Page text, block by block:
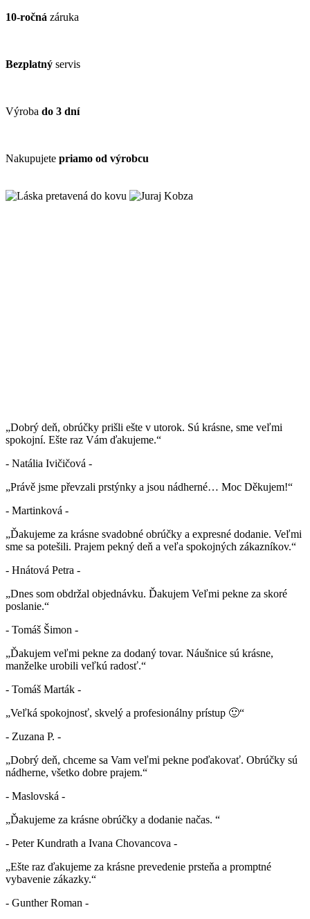
10-ročná záruka
Bezplatný servis
Výroba do 3 dní
Nakupujete priamo od výrobcu
„Dobrý deň, obrúčky prišli ešte v utorok. Sú krásne, sme veľmi
spokojní. Ešte raz Vám ďakujeme.“
- Natália Ivičičová -
„Právě jsme převzali prstýnky a jsou nádherné… Moc Děkujem!“
- Martinková -
„Ďakujeme za krásne svadobné obrúčky a expresné dodanie. Veľmi
sme sa potešili. Prajem pekný deň a veľa spokojných zákazníkov.“
- Hnátová Petra -
„Dnes som obdržal objednávku. Ďakujem Veľmi pekne za skoré
poslanie.“
- Tomáš Šimon -
„Ďakujem veľmi pekne za dodaný tovar. Náušnice sú krásne,
manželke urobili veľkú radosť.“
- Tomáš Marták -
„Veľká spokojnosť, skvelý a profesionálny prístup 🙂“
- Zuzana P. -
„Dobrý deň, chceme sa Vam veľmi pekne poďakovať. Obrúčky sú
nádherne, všetko dobre prajem.“
- Maslovská -
„Ďakujeme za krásne obrúčky a dodanie načas. “
- Peter Kundrath a Ivana Chovancova -
„Ešte raz ďakujeme za krásne prevedenie prsteňa a promptné
vybavenie zákazky.“
- Gunther Roman -